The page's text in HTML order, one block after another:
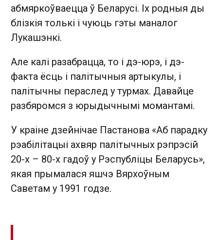
абмяркоўваецца ў Беларусі. Іх родныя ды
блізкія толькі і чуюць гэты маналог
Лукашэнкі.
Але калі разабрацца, то і дэ-юрэ, і дэ-
факта ёсць і палітычныя артыкулы, і
палітычны пераслед у турмах. Давайце
разбяромся з юрыдычнымі момантамі.
У краіне дзейнічае Пастанова «Аб парадку
рэабілітацыі ахвяр палітычных рэпрэсій
20-х – 80-х гадоў у Рэспубліцы Беларусь»,
якая прымалася яшчэ Вярхоўным
Саветам у 1991 годзе.